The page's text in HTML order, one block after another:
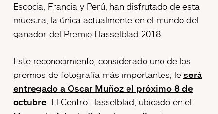
Escocia, Francia y Perú, han disfrutado de esta
muestra, la única actualmente en el mundo del
ganador del Premio Hasselblad 2018.
Este reconocimiento, considerado uno de los
premios de fotografía más importantes, le será
entregado a Oscar Muñoz el próximo 8 de
octubre . El Centro Hasselblad, ubicado en el